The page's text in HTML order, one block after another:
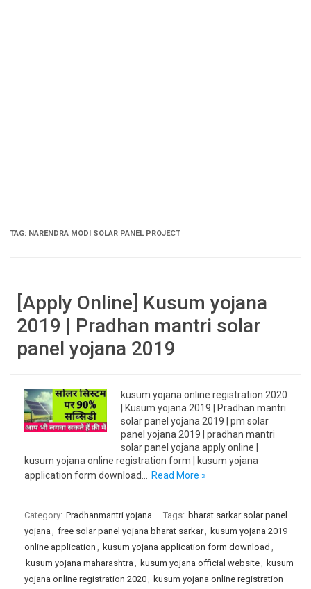
TAG: NARENDRA MODI SOLAR PANEL PROJECT
[Apply Online] Kusum yojana
2019 | Pradhan mantri solar
panel yojana 2019
kusum yojana online registration 2020
| Kusum yojana 2019 | Pradhan mantri
solar panel yojana 2019 | pm solar
panel yojana 2019 | pradhan mantri
solar panel yojana apply online |
kusum yojana online registration form | kusum yojana
application form download…
Read More »
Category: Pradhanmantri yojana Tags: bharat sarkar solar panel
yojana , free solar panel yojana bharat sarkar, kusum yojana 2019
online application , kusum yojana application form download ,
kusum yojana maharashtra , kusum yojana official website, kusum
yojana online registration 2020, kusum yojana online registration